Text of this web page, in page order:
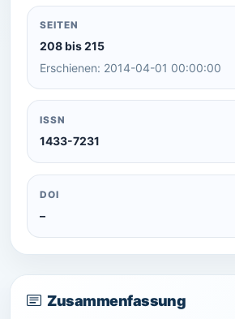
SEITEN
208 bis 215
Erschienen: 2014-04-01 00:00:00
ISSN
1433-7231
DOI
–
Zusammenfassung